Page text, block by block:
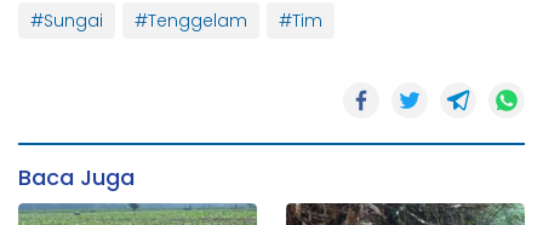
#Sungai
#Tenggelam #Tim
Baca Juga